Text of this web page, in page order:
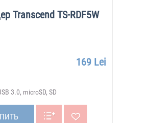
Transcend TS-RDF5W
169 Lei
3.0, microSD, SD